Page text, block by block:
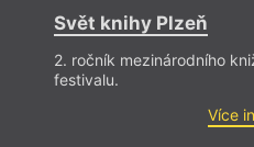
Svět knihy Plzeň
2. ročník mezinárodního
festivalu.
Více